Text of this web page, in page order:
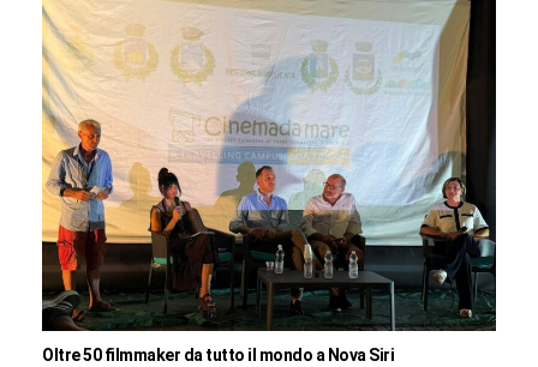
Oltre 50 filmmaker da tutto il mondo a Nova Siri